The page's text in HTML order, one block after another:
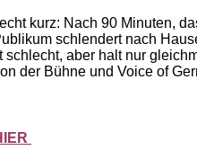
kurz: Nach 90 Minuten,
schlendert nach
aber halt nur
der Bühne und Voice of